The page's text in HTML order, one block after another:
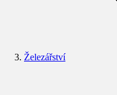
Železářství